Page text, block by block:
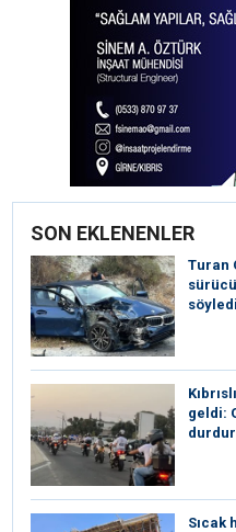
SON EKLENENLER
Turan
geldi:
Sıcak